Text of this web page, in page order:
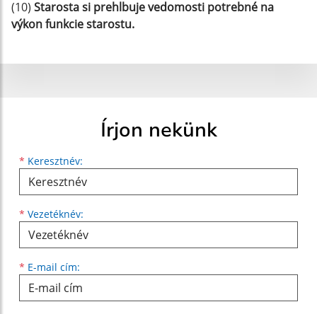
(10) Starosta si prehlbuje vedomosti potrebné na
výkon funkcie starostu.
Írjon nekünk
* Keresztnév:
Keresztnév
* Vezetéknév:
Vezetéknév
* E-mail cím:
E-mail cím